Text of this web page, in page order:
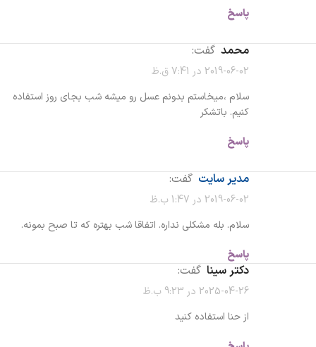
پاسخ
محمد گفت:
2019-06-02 در 7:41 ق.ظ
سلام ،میخاستم بدونم عسل رو میشه شب بجای روز استفاده
کنیم. باتشکر
پاسخ
مدیر سایت گفت:
2019-06-02 در 1:47 ب.ظ
سلام. بله مشکلی نداره. اتفاقا شب بهتره که تا صبح بمونه.
پاسخ
دکتر سینا گفت:
2025-04-26 در 9:23 ب.ظ
از حنا استفاده کنید